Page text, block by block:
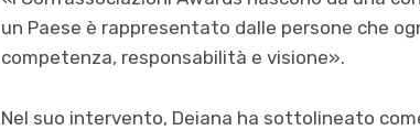
un Paese è rappresentato dalle persone che
competenza, responsabilità e visione».
Nel suo intervento, Deiana ha sottolineato